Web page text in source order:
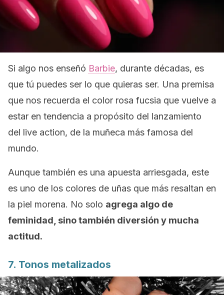
Si algo nos enseñó Barbie, durante décadas, es
que tú puedes ser lo que quieras ser. Una premisa
que nos recuerda el color rosa fucsia que vuelve a
estar en tendencia a propósito del lanzamiento
del live action, de la muñeca más famosa del
mundo.
Aunque también es una apuesta arriesgada, este
es uno de los colores de uñas que más resaltan en
la piel morena. No solo agrega algo de
feminidad, sino también diversión y mucha
actitud.
7. Tonos metalizados